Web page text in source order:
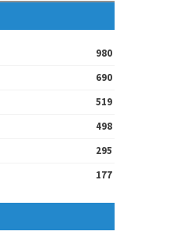
980
690
519
498
295
177